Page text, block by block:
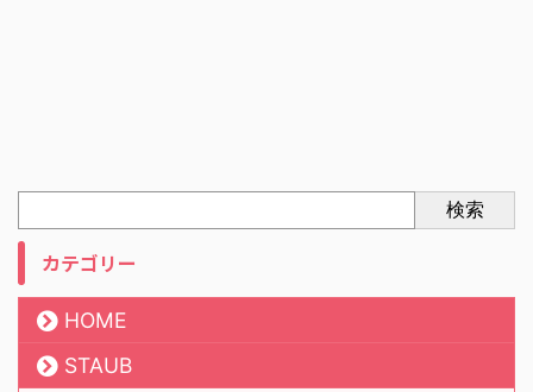
検索
カテゴリー
HOME
STAUB